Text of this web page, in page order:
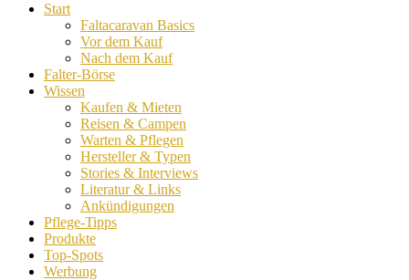
Start
Faltacaravan Basics
Vor dem Kauf
Nach dem Kauf
Falter-Börse
Wissen
Kaufen & Mieten
Reisen & Campen
Warten & Pflegen
Hersteller & Typen
Stories & Interviews
Literatur & Links
Ankündigungen
Pflege-Tipps
Produkte
Top-Spots
Werbung